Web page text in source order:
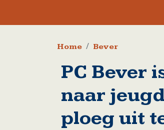
Kruimelpad
Home Bever
PC Bever
naar
ploeg uit